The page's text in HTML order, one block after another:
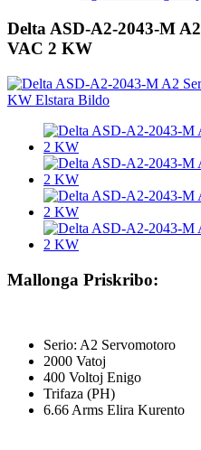
Delta ASD-A2-2043-M
VAC 2 KW
Mallonga Priskribo:
Serio: A2 Servomotoro
2000 Vatoj
400 Voltoj Enigo
Trifaza (PH)
6.66 Arms Elira Kurento